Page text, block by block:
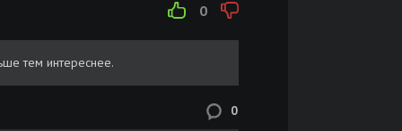
0
тем интереснее.
0